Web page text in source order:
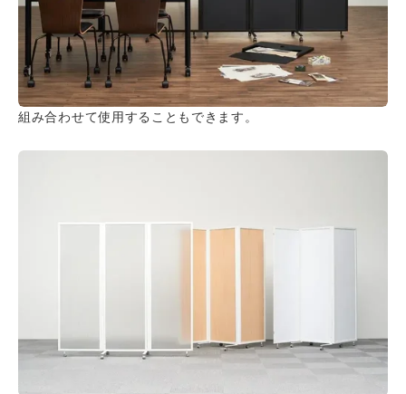
組み合わせて使用することもできます。